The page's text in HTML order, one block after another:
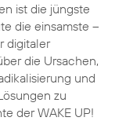
ist die jüngste
die einsamste –
digitaler
die Ursachen,
und
zu
der WAKE UP!